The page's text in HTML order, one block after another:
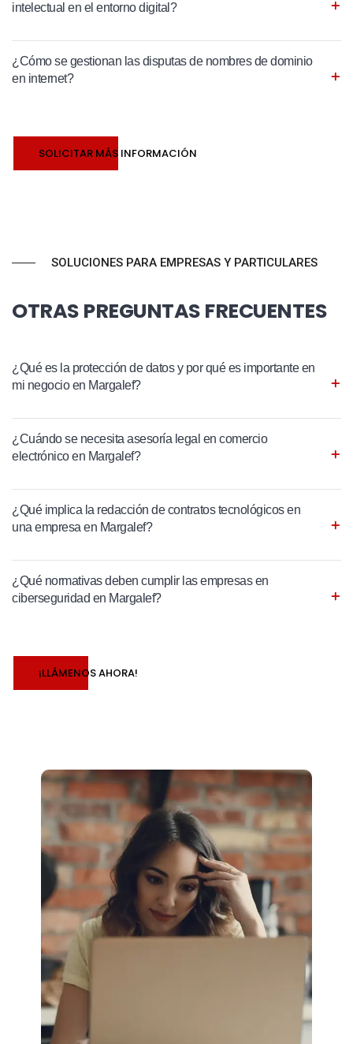
intelectual en el entorno digital?
¿Cómo se gestionan las disputas de nombres de dominio
en internet?
SOLICITAR MÁS INFORMACIÓN
SOLUCIONES PARA EMPRESAS Y PARTICULARES
OTRAS PREGUNTAS FRECUENTES
¿Qué es la protección de datos y por qué es importante en
mi negocio en Margalef?
¿Cuándo se necesita asesoría legal en comercio
electrónico en Margalef?
¿Qué implica la redacción de contratos tecnológicos en
una empresa en Margalef?
¿Qué normativas deben cumplir las empresas en
ciberseguridad en Margalef?
¡LLÁMENOS AHORA!